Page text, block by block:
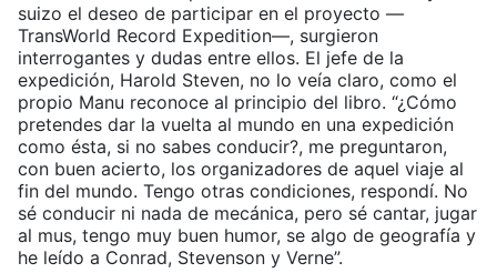
suizo el deseo de participar en el proyecto —
TransWorld Record Expedition—, surgieron
interrogantes y dudas entre ellos. El jefe de la
expedición, Harold Steven, no lo veía claro, como el
propio Manu reconoce al principio del libro. “¿Cómo
pretendes dar la vuelta al mundo en una expedición
como ésta, si no sabes conducir?, me preguntaron,
con buen acierto, los organizadores de aquel viaje al
fin del mundo. Tengo otras condiciones, respondí. No
sé conducir ni nada de mecánica, pero sé cantar, jugar
al mus, tengo muy buen humor, se algo de geografía y
he leído a Conrad, Stevenson y Verne”.